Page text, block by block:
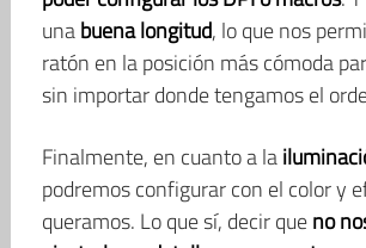
unabuena longitud, lo que nos
ratón en la posición más cómoda
sin importar donde tengamos el
Finalmente, en cuanto a la
podremos configurar con el color y
queramos. Lo que sí, decir queno